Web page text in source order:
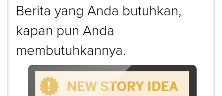
Berita yang Anda butuhkan,
kapan pun Anda
membutuhkannya.